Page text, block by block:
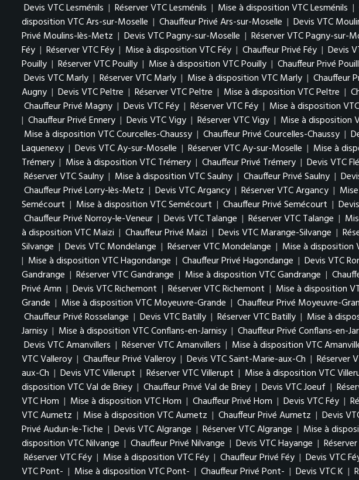
Devis VTC Lesménils | Réserver VTC Lesménils | Mise à disposition VTC Lesménils |
disposition VTC Ars-sur-Moselle | Chauffeur Privé Ars-sur-Moselle | Devis VTC
Privé Moulins-lès-Metz | Devis VTC Pagny-sur-Moselle | Réserver VTC Pagny-sur-
Féy | Réserver VTC Féy | Mise à disposition VTC Féy | Chauffeur Privé Féy | Devis
Pouilly | Réserver VTC Pouilly | Mise à disposition VTC Pouilly | Chauffeur Privé
Devis VTC Marly | Réserver VTC Marly | Mise à disposition VTC Marly | Chauffeur
Augny | Devis VTC Peltre | Réserver VTC Peltre | Mise à disposition VTC Peltre |
Chauffeur Privé Magny | Devis VTC Féy | Réserver VTC Féy | Mise à disposition
| Chauffeur Privé Ennery | Devis VTC Vigy | Réserver VTC Vigy | Mise à disposition
Mise à disposition VTC Courcelles-Chaussy | Chauffeur Privé Courcelles-Chaussy |
Laquenexy | Devis VTC Ay-sur-Moselle | Réserver VTC Ay-sur-Moselle | Mise à
Trémery | Mise à disposition VTC Trémery | Chauffeur Privé Trémery | Devis VTC
Réserver VTC Saulny | Mise à disposition VTC Saulny | Chauffeur Privé Saulny |
Chauffeur Privé Lorry-lès-Metz | Devis VTC Argancy | Réserver VTC Argancy |
Semécourt | Mise à disposition VTC Semécourt | Chauffeur Privé Semécourt |
Chauffeur Privé Norroy-le-Veneur | Devis VTC Talange | Réserver VTC Talange |
à disposition VTC Maizi | Chauffeur Privé Maizi | Devis VTC Marange-Silvange |
Silvange | Devis VTC Mondelange | Réserver VTC Mondelange | Mise à disposition
| Mise à disposition VTC Hagondange | Chauffeur Privé Hagondange | Devis VTC
Gandrange | Réserver VTC Gandrange | Mise à disposition VTC Gandrange |
Privé Amn | Devis VTC Richemont | Réserver VTC Richemont | Mise à disposition
Grande | Mise à disposition VTC Moyeuvre-Grande | Chauffeur Privé Moyeuvre-
Chauffeur Privé Rosselange | Devis VTC Batilly | Réserver VTC Batilly | Mise à
Jarnisy | Mise à disposition VTC Conflans-en-Jarnisy | Chauffeur Privé Conflans-en-
Devis VTC Amanvillers | Réserver VTC Amanvillers | Mise à disposition VTC
VTC Valleroy | Chauffeur Privé Valleroy | Devis VTC Saint-Marie-aux-Ch | Réserver
aux-Ch | Devis VTC Villerupt | Réserver VTC Villerupt | Mise à disposition VTC
disposition VTC Val de Briey | Chauffeur Privé Val de Briey | Devis VTC Joeuf |
VTC Hom | Mise à disposition VTC Hom | Chauffeur Privé Hom | Devis VTC Féy |
VTC Aumetz | Mise à disposition VTC Aumetz | Chauffeur Privé Aumetz | Devis
Privé Audun-le-Tiche | Devis VTC Algrange | Réserver VTC Algrange | Mise à
disposition VTC Nilvange | Chauffeur Privé Nilvange | Devis VTC Hayange |
Réserver VTC Féy | Mise à disposition VTC Féy | Chauffeur Privé Féy | Devis VTC
VTC Pont- | Mise à disposition VTC Pont- | Chauffeur Privé Pont- | Devis VTC K |